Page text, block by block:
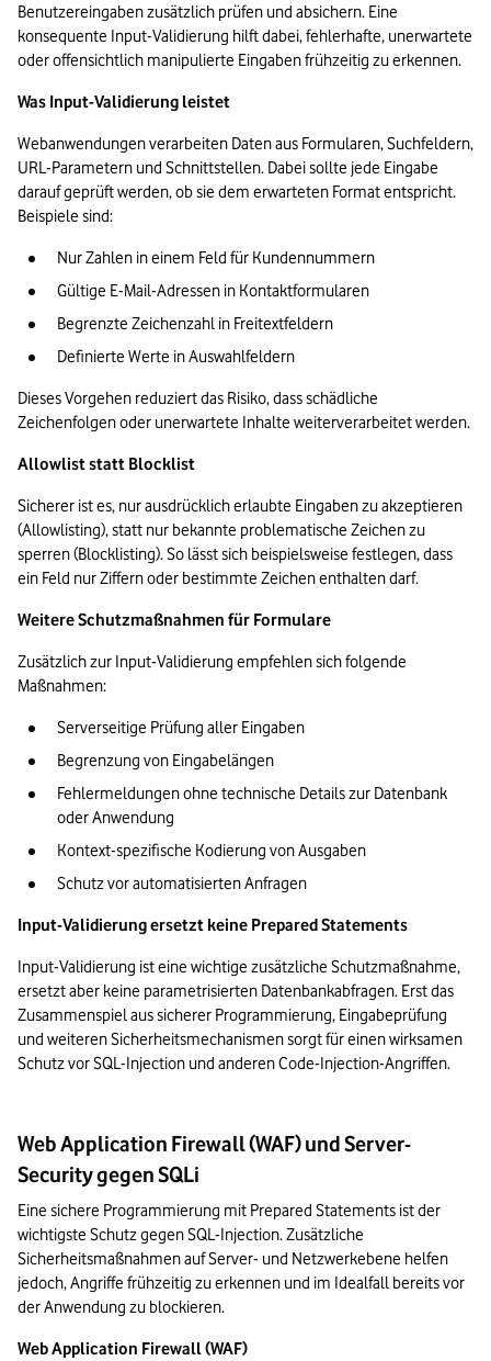
Benutzereingaben zusätzlich prüfen und absichern. Eine
konsequente Input-Validierung hilft dabei, fehlerhafte, unerwartete
oder offensichtlich manipulierte Eingaben frühzeitig zu erkennen.
Was Input-Validierung leistet
Webanwendungen verarbeiten Daten aus Formularen, Suchfeldern,
URL-Parametern und Schnittstellen. Dabei sollte jede Eingabe
darauf geprüft werden, ob sie dem erwarteten Format entspricht.
Beispiele sind:
Nur Zahlen in einem Feld für Kundennummern
Gültige E-Mail-Adressen in Kontaktformularen
Begrenzte Zeichenzahl in Freitextfeldern
Definierte Werte in Auswahlfeldern
Dieses Vorgehen reduziert das Risiko, dass schädliche
Zeichenfolgen oder unerwartete Inhalte weiterverarbeitet werden.
Allowlist statt Blocklist
Sicherer ist es, nur ausdrücklich erlaubte Eingaben zu akzeptieren
(Allowlisting), statt nur bekannte problematische Zeichen zu
sperren (Blocklisting). So lässt sich beispielsweise festlegen, dass
ein Feld nur Ziffern oder bestimmte Zeichen enthalten darf.
Weitere Schutzmaßnahmen für Formulare
Zusätzlich zur Input-Validierung empfehlen sich folgende
Maßnahmen:
Serverseitige Prüfung aller Eingaben
Begrenzung von Eingabelängen
Fehlermeldungen ohne technische Details zur Datenbank
oder Anwendung
Kontext-spezifische Kodierung von Ausgaben
Schutz vor automatisierten Anfragen
Input-Validierung ersetzt keine Prepared Statements
Input-Validierung ist eine wichtige zusätzliche Schutzmaßnahme,
ersetzt aber keine parametrisierten Datenbankabfragen. Erst das
Zusammenspiel aus sicherer Programmierung, Eingabeprüfung
und weiteren Sicherheitsmechanismen sorgt für einen wirksamen
Schutz vor SQL-Injection und anderen Code-Injection-Angriffen.
Web Application Firewall (WAF) und Server-
Security gegen SQLi
Eine sichere Programmierung mit Prepared Statements ist der
wichtigste Schutz gegen SQL-Injection. Zusätzliche
Sicherheitsmaßnahmen auf Server- und Netzwerkebene helfen
jedoch, Angriffe frühzeitig zu erkennen und im Idealfall bereits vor
der Anwendung zu blockieren.
Web Application Firewall (WAF)